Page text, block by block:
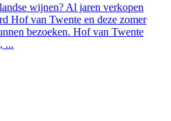
wijnen? Al jaren verkopen
Hof van Twente en deze zomer
bezoeken. Hof van Twente
...